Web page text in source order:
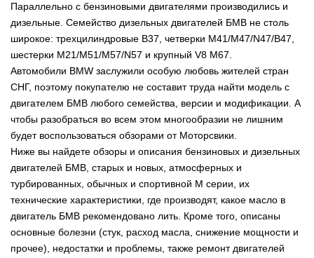
Параллельно с бензиновыми двигателями производились и
дизельные. Семейство дизельных двигателей БМВ не столь
широкое: трехцилиндровые B37, четверки М41/М47/N47/B47,
шестерки М21/М51/М57/N57 и крупный V8 M67.
Автомобили BMW заслужили особую любовь жителей стран
СНГ, поэтому покупателю не составит труда найти модель с
двигателем БМВ любого семейства, версии и модификации. А
чтобы разобраться во всем этом многообразии не лишним
будет воспользоваться обзорами от Моторсвики.
Ниже вы найдете обзоры и описания бензиновых и дизельных
двигателей БМВ, старых и новых, атмосферных и
турбированных, обычных и спортивной М серии, их
технические характеристики, где производят, какое масло в
двигатель БМВ рекомендовано лить. Кроме того, описаны
основные болезни (стук, расход масла, снижение мощности и
прочее), недостатки и проблемы, также ремонт двигателей